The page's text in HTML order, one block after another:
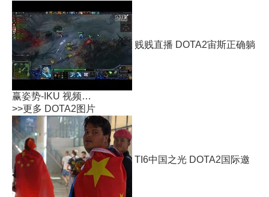
贱贱直播 DOTA2宙斯正确躺
赢姿势-IKU 视频…
>>更多 DOTA2图片
TI6中国之光 DOTA2国际邀